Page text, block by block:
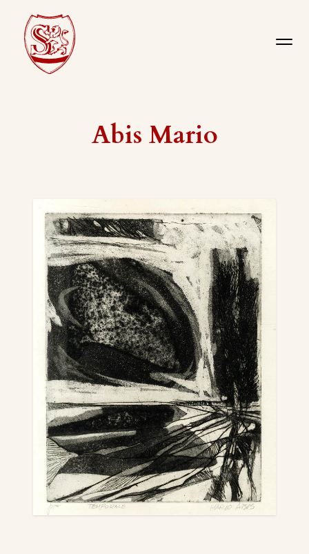
Abis Mario